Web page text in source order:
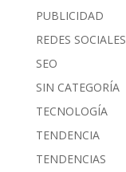
PUBLICIDAD
REDES SOCIALES
SEO
SIN CATEGORÍA
TECNOLOGÍA
TENDENCIA
TENDENCIAS